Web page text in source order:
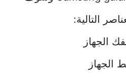
التالية:
الجهاز
الجهاز